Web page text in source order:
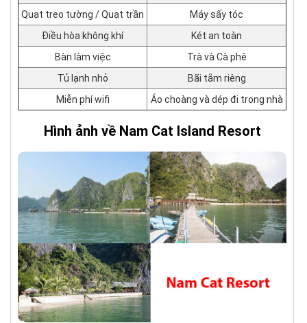
Quạt treo tường / Quạt trần
Máy sấy tóc
Điều hòa không khí
Két an toàn
Bàn làm việc
Trà và Cà phê
Tủ lạnh nhỏ
Bãi tắm riêng
Miễn phí wifi
Áo choàng và dép đi trong nhà
Hình ảnh về ​Nam Cat Island Resort​